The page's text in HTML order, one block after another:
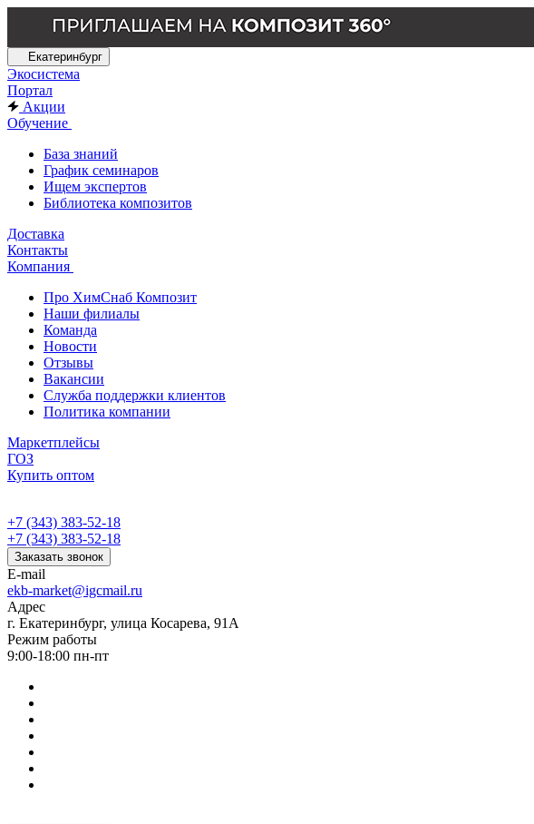
Екатеринбург
Экосистема
Портал
Акции
Обучение
База знаний
График семинаров
Ищем экспертов
Библиотека композитов
Доставка
Контакты
Компания
Про ХимСнаб Композит
Наши филиалы
Команда
Новости
Отзывы
Вакансии
Служба поддержки клиентов
Политика компании
Маркетплейсы
ГОЗ
Купить оптом
+7 (343) 383-52-18
+7 (343) 383-52-18
Заказать звонок
E-mail
ekb-market@igcmail.ru
Адрес
г. Екатеринбург, улица Косарева, 91А
Режим работы
9:00-18:00 пн-пт